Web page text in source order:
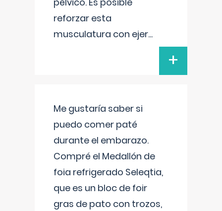
reforzar esta
musculatura con ejer...
+
Me gustaría saber si
puedo comer paté
durante el embarazo.
Compré el Medallón de
foia refrigerado Seleqtia,
que es un bloc de foir
gras de pato con trozos,